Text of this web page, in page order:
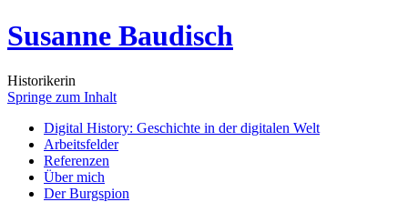
Susanne Baudisch
Historikerin
Springe zum Inhalt
Digital History: Geschichte in der digitalen Welt
Arbeitsfelder
Referenzen
Über mich
Der Burgspion